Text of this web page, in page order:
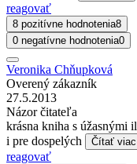
reagovať
8 pozitívne hodnotenia8
0 negatívne hodnotenia0
Veronika Chňupková
Overený zákazník
27.5.2013
Názor čitateľa
krásna kniha s úžasnými
i pre dospelých
Čítať viac
reagovať